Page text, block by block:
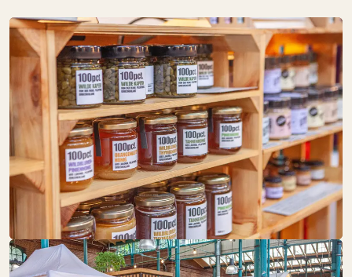
DM
SO: GESCHLOSSEN
Schöne Dinge
Speisekammer
DOMBERGER
BROT-WERK
SO: GESCHLOSSEN
Backwaren